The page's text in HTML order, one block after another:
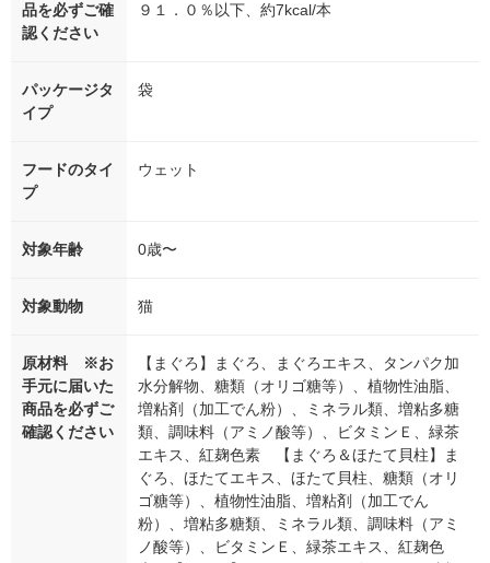
品を必ずご確
認ください
９１．０％以下、約7kcal/本
パッケージタ
イプ
袋
フードのタイ
プ
ウェット
対象年齢 0歳〜
対象動物 猫
原材料 ※お
手元に届いた
商品を必ずご
確認ください
【まぐろ】まぐろ、まぐろエキス、タンパク加
水分解物、糖類（オリゴ糖等）、植物性油脂、
増粘剤（加工でん粉）、ミネラル類、増粘多糖
類、調味料（アミノ酸等）、ビタミンＥ、緑茶
エキス、紅麹色素 【まぐろ＆ほたて貝柱】ま
ぐろ、ほたてエキス、ほたて貝柱、糖類（オリ
ゴ糖等）、植物性油脂、増粘剤（加工でん
粉）、増粘多糖類、ミネラル類、調味料（アミ
ノ酸等）、ビタミンＥ、緑茶エキス、紅麹色